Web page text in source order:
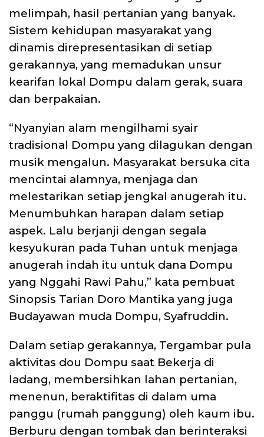
melimpah, hasil pertanian yang banyak.
Sistem kehidupan masyarakat yang
dinamis direpresentasikan di setiap
gerakannya, yang memadukan unsur
kearifan lokal Dompu dalam gerak, suara
dan berpakaian.
“Nyanyian alam mengilhami syair
tradisional Dompu yang dilagukan dengan
musik mengalun. Masyarakat bersuka cita
mencintai alamnya, menjaga dan
melestarikan setiap jengkal anugerah itu.
Menumbuhkan harapan dalam setiap
aspek. Lalu berjanji dengan segala
kesyukuran pada Tuhan untuk menjaga
anugerah indah itu untuk dana Dompu
yang Nggahi Rawi Pahu,” kata pembuat
Sinopsis Tarian Doro Mantika yang juga
Budayawan muda Dompu, Syafruddin.
Dalam setiap gerakannya, Tergambar pula
aktivitas dou Dompu saat Bekerja di
ladang, membersihkan lahan pertanian,
menenun, beraktifitas di dalam uma
panggu (rumah panggung) oleh kaum ibu.
Berburu dengan tombak dan berinteraksi